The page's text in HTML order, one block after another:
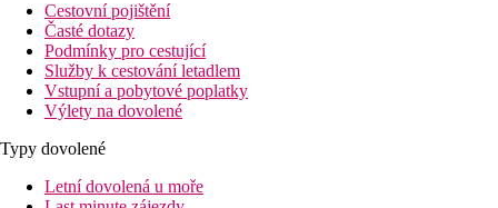
Cestovní pojištění
Časté dotazy
Podmínky pro cestující
Služby k cestování letadlem
Vstupní a pobytové poplatky
Výlety na dovolené
Typy dovolené
Letní dovolená u moře